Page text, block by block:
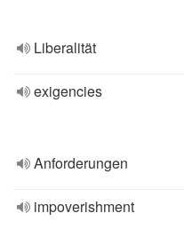
Liberalität
exigencies
Anforderungen
impoverishment